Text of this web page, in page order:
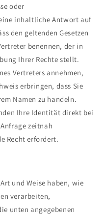
oder
inhaltliche Antwort auf
den geltenden Gesetzen
benennen, der in
Ihrer Rechte stellt.
Vertreters annehmen,
erbringen, dass Sie
Namen zu handeln.
Ihre Identität direkt bei
zeitnah
Recht erfordert.
und Weise haben, wie
verarbeiten,
unten angegebenen